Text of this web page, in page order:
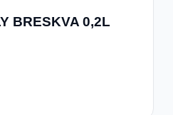
BRESKVA 0,2L